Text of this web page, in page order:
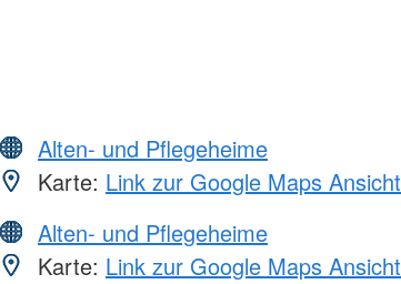
Alten- und Pflegeheime
Karte: Link zur Google Maps Ansicht
Alten- und Pflegeheime
Karte: Link zur Google Maps Ansicht